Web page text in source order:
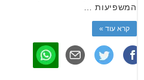
המשפיעות …
קרא עוד »